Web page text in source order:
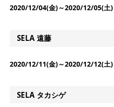
2020/12/04(金)～2020/12/05(土)
SELA 遠藤
2020/12/11(金)～2020/12/12(土)
SELA タカシゲ